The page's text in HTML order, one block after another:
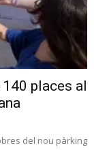
places al
del nou pàrking